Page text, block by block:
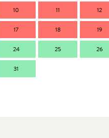
10 11 12
17 18 19
24 25 26
31